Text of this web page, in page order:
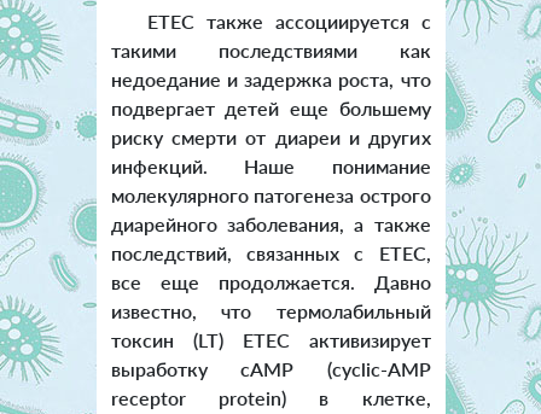
ETEC также ассоциируется с
такими последствиями как
недоедание и задержка роста, что
подвергает детей еще большему
риску смерти от диареи и других
инфекций. Наше понимание
молекулярного патогенеза острого
диарейного заболевания, а также
последствий, связанных с ETEC,
все еще продолжается. Давно
известно, что термолабильный
токсин (LT) ETEC активизирует
выработку cAMP (cyclic-AMP
receptor protein) в клетке,